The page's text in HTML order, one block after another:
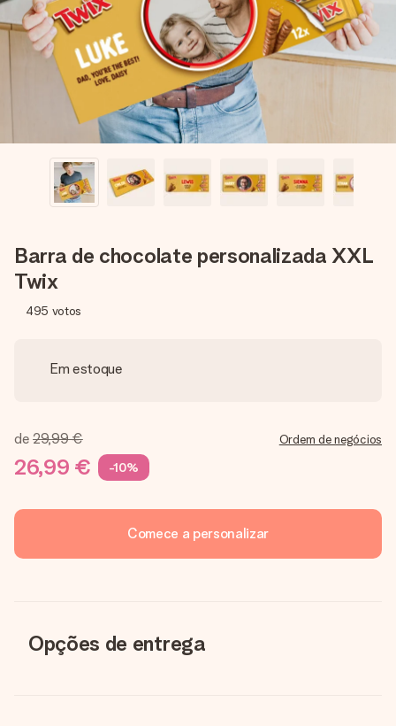
dela, uma foto ou uma mensagem que realmente toca o
coração. Sem complicações, apenas todo o amor num
momento especial.
Barra de chocolate personalizada XXL
Twix
495 votos
Em estoque
de 29,99 €
26,99 € -10%
Ordem de negócios
Comece a personalizar
Opções de entrega